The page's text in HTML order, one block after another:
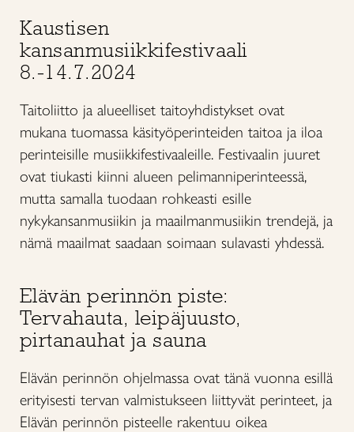
Kaustisen
kansanmusiikkifestivaali
8.-14.7.2024
Taitoliitto ja alueelliset taitoyhdistykset ovat
mukana tuomassa käsityöperinteiden taitoa ja iloa
perinteisille musiikkifestivaaleille. Festivaalin juuret
ovat tiukasti kiinni alueen pelimanniperinteessä,
mutta samalla tuodaan rohkeasti esille
nykykansanmusiikin ja maailmanmusiikin trendejä, ja
nämä maailmat saadaan soimaan sulavasti yhdessä.
Elävän perinnön piste:
Tervahauta, leipäjuusto,
pirtanauhat ja sauna
Elävän perinnön ohjelmassa ovat tänä vuonna esillä
erityisesti tervan valmistukseen liittyvät perinteet, ja
Elävän perinnön pisteelle rakentuu oikea